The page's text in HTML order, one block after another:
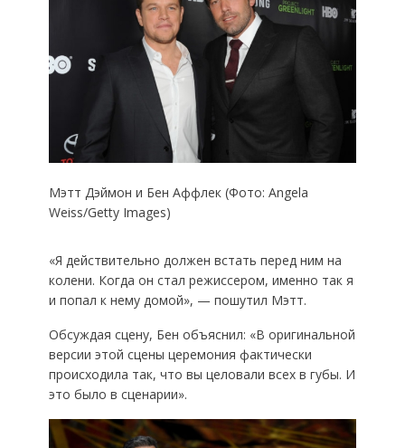
Мэтт Дэймон и Бен Аффлек (Фото: Angela
Weiss/Getty Images)
«Я действительно должен встать перед ним на
колени. Когда он стал режиссером, именно так я
и попал к нему домой», — пошутил Мэтт.
Обсуждая сцену, Бен объяснил: «В оригинальной
версии этой сцены церемония фактически
происходила так, что вы целовали всех в губы. И
это было в сценарии».